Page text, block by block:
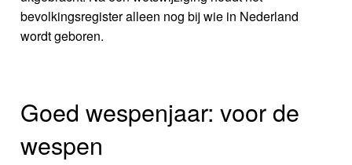
bevolkingsregister alleen nog bij wie in Nederland
wordt geboren.
Goed wespenjaar: voor de
wespen